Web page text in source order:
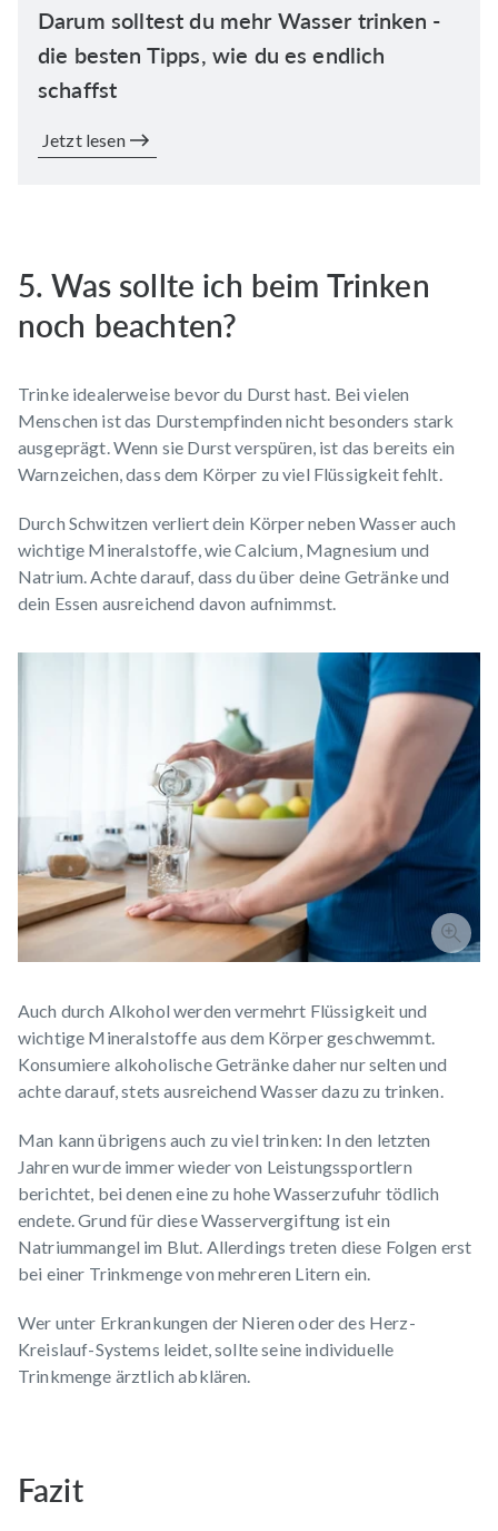
Darum solltest du mehr Wasser trinken -
die besten Tipps, wie du es endlich
schaffst
Jetzt lesen
5. Was sollte ich beim Trinken
noch beachten?
Trinke idealerweise bevor du Durst hast. Bei vielen
Menschen ist das Durstempfinden nicht besonders stark
ausgeprägt. Wenn sie Durst verspüren, ist das bereits ein
Warnzeichen, dass dem Körper zu viel Flüssigkeit fehlt.
Durch Schwitzen verliert dein Körper neben Wasser auch
wichtige Mineralstoffe, wie Calcium, Magnesium und
Natrium. Achte darauf, dass du über deine Getränke und
dein Essen ausreichend davon aufnimmst.
Auch durch Alkohol werden vermehrt Flüssigkeit und
wichtige Mineralstoffe aus dem Körper geschwemmt.
Konsumiere alkoholische Getränke daher nur selten und
achte darauf, stets ausreichend Wasser dazu zu trinken.
Man kann übrigens auch zu viel trinken: In den letzten
Jahren wurde immer wieder von Leistungssportlern
berichtet, bei denen eine zu hohe Wasserzufuhr tödlich
endete. Grund für diese Wasservergiftung ist ein
Natriummangel im Blut. Allerdings treten diese Folgen erst
bei einer Trinkmenge von mehreren Litern ein.
Wer unter Erkrankungen der Nieren oder des Herz-
Kreislauf-Systems leidet, sollte seine individuelle
Trinkmenge ärztlich abklären.
Fazit